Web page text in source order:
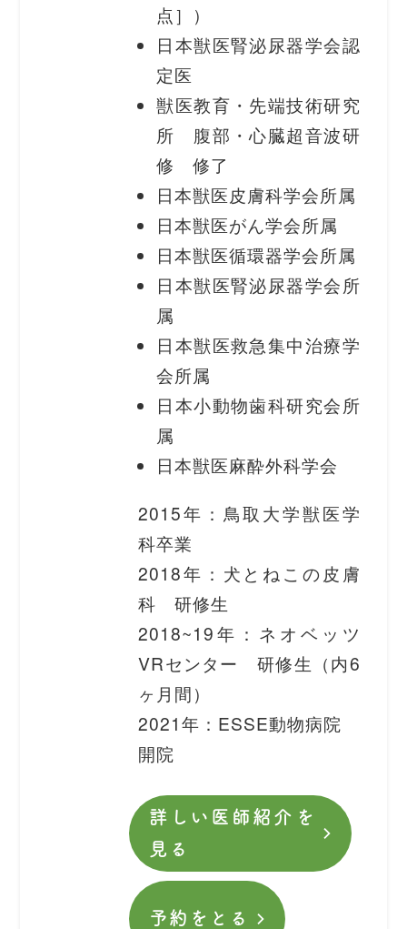
点］）
日本獣医腎泌尿器学会認
定医
獣医教育・先端技術研究
所 腹部・心臓超音波研
修 修了
日本獣医皮膚科学会所属
日本獣医がん学会所属
日本獣医循環器学会所属
日本獣医腎泌尿器学会所
属
日本獣医救急集中治療学
会所属
日本小動物歯科研究会所
属
日本獣医麻酔外科学会
2015年：鳥取大学獣医学
科卒業
2018年：犬とねこの皮膚
科 研修生
2018~19年：ネオベッツ
VRセンター 研修生（内6
ヶ月間）
2021年：ESSE動物病院
開院
詳しい医師紹介を
見る
予約をとる